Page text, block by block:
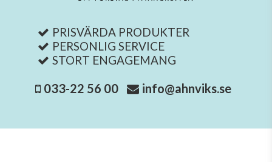
PRISVÄRDA PRODUKTER
PERSONLIG SERVICE
STORT ENGAGEMANG
033-22 56 00 info@ahnviks.se